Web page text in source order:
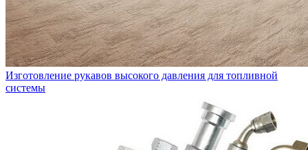
Изготовление рукавов высокого давления для топливной
системы